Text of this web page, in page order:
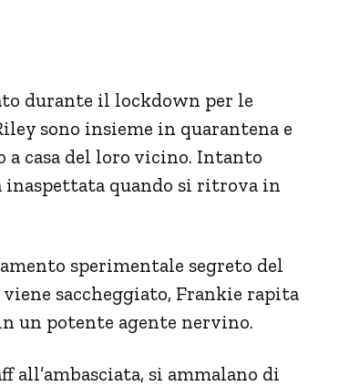
durante il lockdown per le
sono insieme in quarantena e
casa del loro vicino. Intanto
inaspettata quando si ritrova in
sperimentale segreto del
saccheggiato, Frankie rapita
un potente agente nervino.
all’ambasciata, si ammalano di